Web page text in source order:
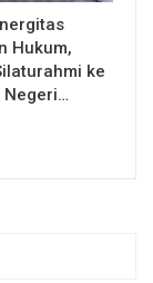
Hukum,
ke
Negeri…